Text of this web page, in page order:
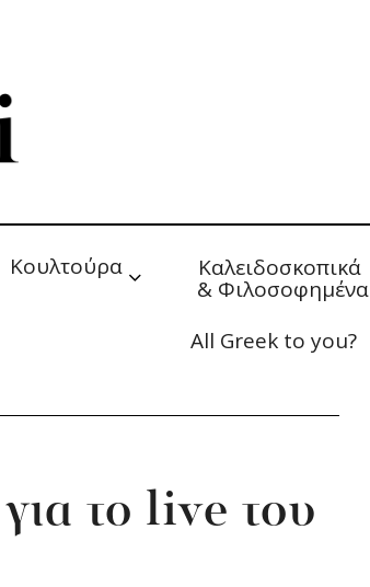
Κουλτούρα Καλειδοσκοπικά
& Φιλοσοφημένα
All Greek to you?
το live του